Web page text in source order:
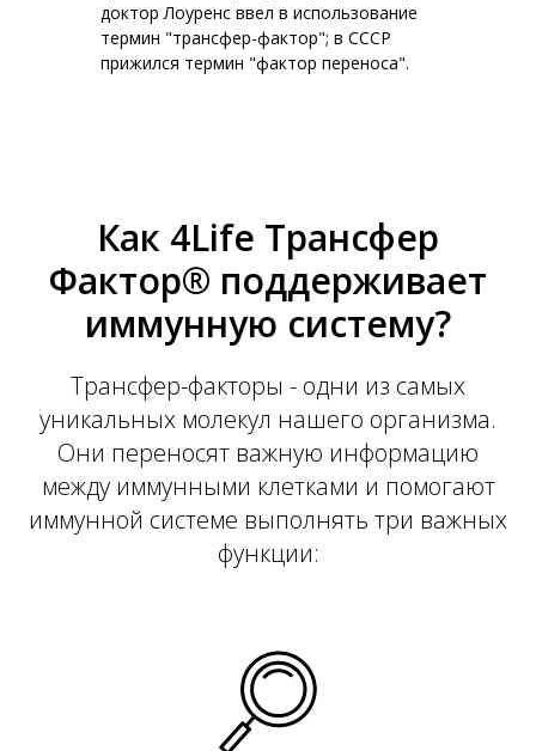
доктор Лоуренс ввел в использование
термин "трансфер-фактор"; в СССР
прижился термин "фактор переноса".
Как 4Life Трансфер
Фактор® поддерживает
иммунную систему?
Трансфер-факторы - одни из самых
уникальных молекул нашего организма.
Они переносят важную информацию
между иммунными клетками и помогают
иммунной системе выполнять три важных
функции: